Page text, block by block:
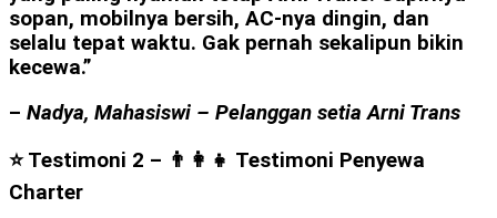
sopan, mobilnya bersih, AC-nya dingin, dan
selalu tepat waktu. Gak pernah sekalipun bikin
kecewa.”
– Nadya, Mahasiswi – Pelanggan setia Arni Trans
⭐ Testimoni 2 – 👨‍👩‍👧 Testimoni Penyewa
Charter